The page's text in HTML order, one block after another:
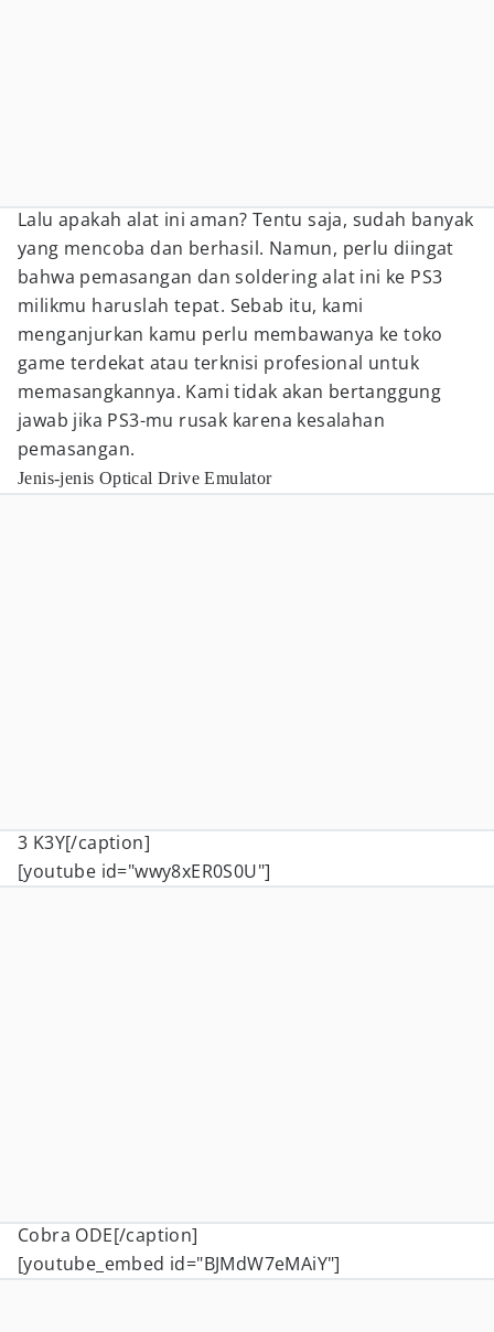
Lalu apakah alat ini aman? Tentu saja, sudah banyak
yang mencoba dan berhasil. Namun, perlu diingat
bahwa pemasangan dan soldering alat ini ke PS3
milikmu haruslah tepat. Sebab itu, kami
menganjurkan kamu perlu membawanya ke toko
game terdekat atau terknisi profesional untuk
memasangkannya. Kami tidak akan bertanggung
jawab jika PS3-mu rusak karena kesalahan
pemasangan.
Jenis-jenis Optical Drive Emulator
3 K3Y[/caption]
[youtube id="wwy8xER0S0U"]
Cobra ODE[/caption]
[youtube_embed id="BJMdW7eMAiY"]